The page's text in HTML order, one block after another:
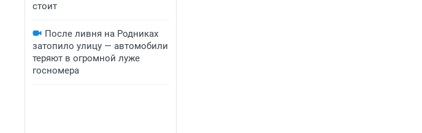
стоит
После ливня на Родниках
затопило улицу — автомобили
теряют в огромной луже
госномера